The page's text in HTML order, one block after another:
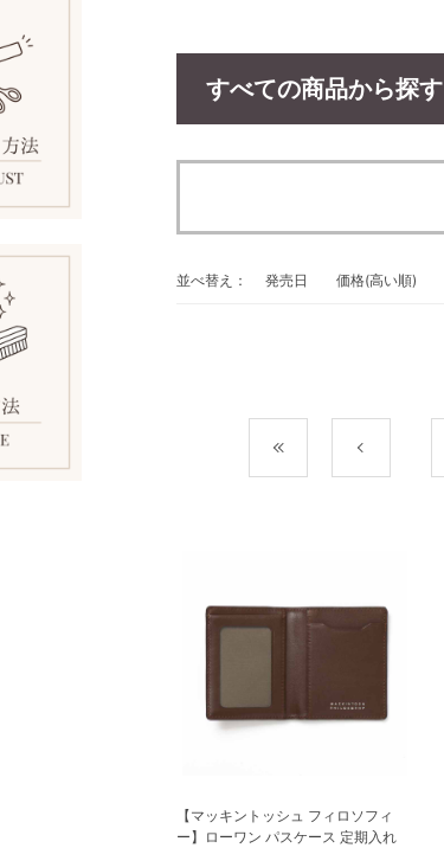
すべての商品から探す
並べ替え： 発売日 価格(高い順)
【マッキントッシュ フィロソフィ
ー】ローワン パスケース 定期入れ